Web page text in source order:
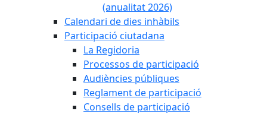
(anualitat 2026)
Calendari de dies inhàbils
Participació ciutadana
La Regidoria
Processos de participació
Audiències públiques
Reglament de participació
Consells de participació